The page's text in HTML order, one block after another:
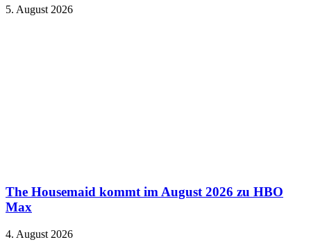
5. August 2026
The Housemaid kommt im August 2026 zu HBO
Max
4. August 2026